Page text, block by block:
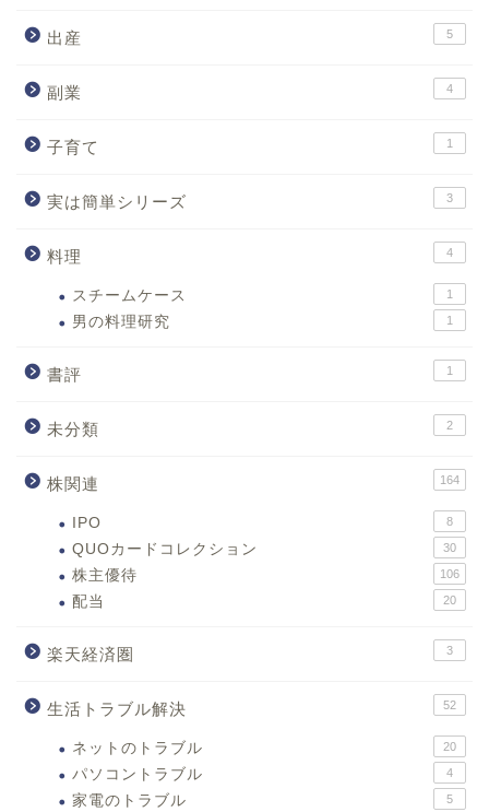
出産 5
副業 4
子育て 1
実は簡単シリーズ 3
料理 4
スチームケース 1
男の料理研究 1
書評 1
未分類 2
株関連 164
IPO 8
QUOカードコレクション 30
株主優待 106
配当 20
楽天経済圏 3
生活トラブル解決 52
ネットのトラブル 20
パソコントラブル 4
家電のトラブル 5